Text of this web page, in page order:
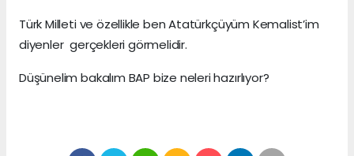
Türk Milleti ve özellikle ben Atatürkçüyüm Kemalist’im
diyenler gerçekleri görmelidir.
Düşünelim bakalım BAP bize neleri hazırlıyor?